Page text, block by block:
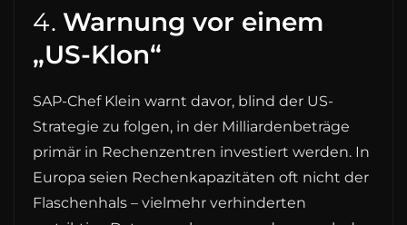
4. Warnung vor einem
„US-Klon“
SAP-Chef Klein warnt davor, blind der US-
Strategie zu folgen, in der Milliardenbeträge
primär in Rechenzentren investiert werden. In
Europa seien Rechenkapazitäten oft nicht der
Flaschenhals – vielmehr verhinderten